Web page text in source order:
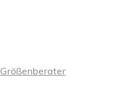
Größenberater